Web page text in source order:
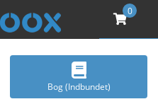
0
Bog (Indbundet)